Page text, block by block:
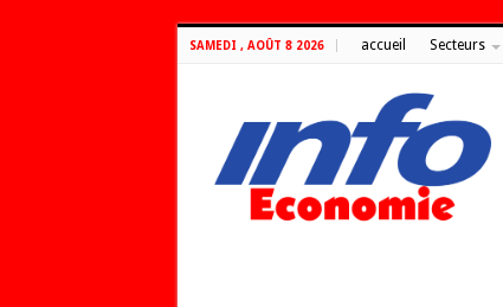
SAMEDI , AOÛT 8 2026 accueil Secteurs